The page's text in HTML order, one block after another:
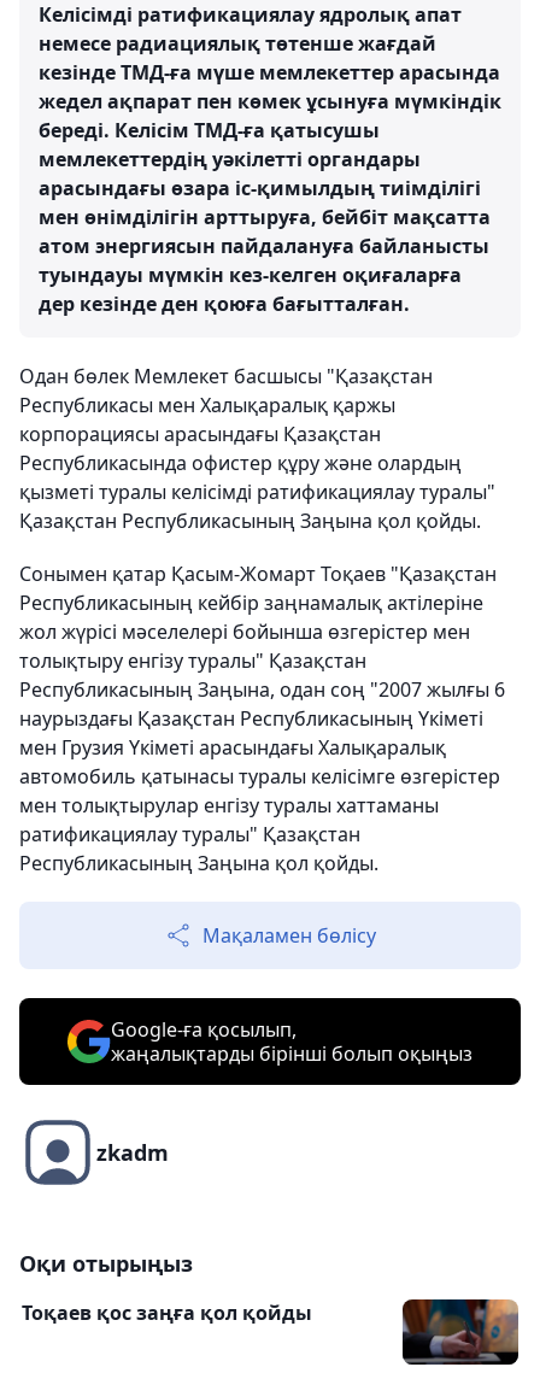
Келісімді ратификациялау ядролық апат
немесе радиациялық төтенше жағдай
кезінде ТМД-ға мүше мемлекеттер арасында
жедел ақпарат пен көмек ұсынуға мүмкіндік
береді. Келісім ТМД-ға қатысушы
мемлекеттердің уәкілетті органдары
арасындағы өзара іс-қимылдың тиімділігі
мен өнімділігін арттыруға, бейбіт мақсатта
атом энергиясын пайдалануға байланысты
туындауы мүмкін кез-келген оқиғаларға
дер кезінде ден қоюға бағытталған.
Одан бөлек Мемлекет басшысы "Қазақстан
Республикасы мен Халықаралық қаржы
корпорациясы арасындағы Қазақстан
Республикасында офистер құру және олардың
қызметі туралы келісімді ратификациялау туралы"
Қазақстан Республикасының Заңына қол қойды.
Сонымен қатар Қасым-Жомарт Тоқаев "Қазақстан
Республикасының кейбір заңнамалық актілеріне
жол жүрісі мәселелері бойынша өзгерістер мен
толықтыру енгізу туралы" Қазақстан
Республикасының Заңына, одан соң "2007 жылғы 6
наурыздағы Қазақстан Республикасының Үкіметі
мен Грузия Үкіметі арасындағы Халықаралық
автомобиль қатынасы туралы келісімге өзгерістер
мен толықтырулар енгізу туралы хаттаманы
ратификациялау туралы" Қазақстан
Республикасының Заңына қол қойды.
Мақаламен бөлісу
Google-ға қосылып,
жаңалықтарды бірінші болып оқыңыз
zkadm
Оқи отырыңыз
Тоқаев қос заңға қол қойды